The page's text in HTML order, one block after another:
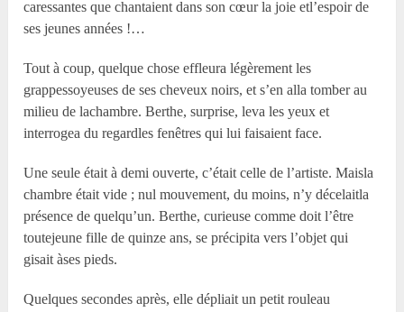
caressantes que chantaient dans son cœur la joie etl’espoir de
ses jeunes années !…
Tout à coup, quelque chose effleura légèrement les
grappessoyeuses de ses cheveux noirs, et s’en alla tomber au
milieu de lachambre. Berthe, surprise, leva les yeux et
interrogea du regardles fenêtres qui lui faisaient face.
Une seule était à demi ouverte, c’était celle de l’artiste. Maisla
chambre était vide ; nul mouvement, du moins, n’y décelaitla
présence de quelqu’un. Berthe, curieuse comme doit l’être
toutejeune fille de quinze ans, se précipita vers l’objet qui
gisait àses pieds.
Quelques secondes après, elle dépliait un petit rouleau